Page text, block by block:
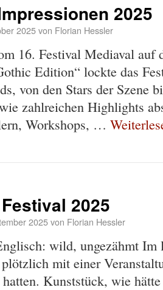
2025
2025von Florian Hessler
16. Festival Mediaval auf
Edition“ lockte das
von den Stars der Szene
zahlreichen Highlights
Workshops, …
2025
2025von Florian Hessler
wild, ungezähmt Im
mit einer
Kunststück, wie